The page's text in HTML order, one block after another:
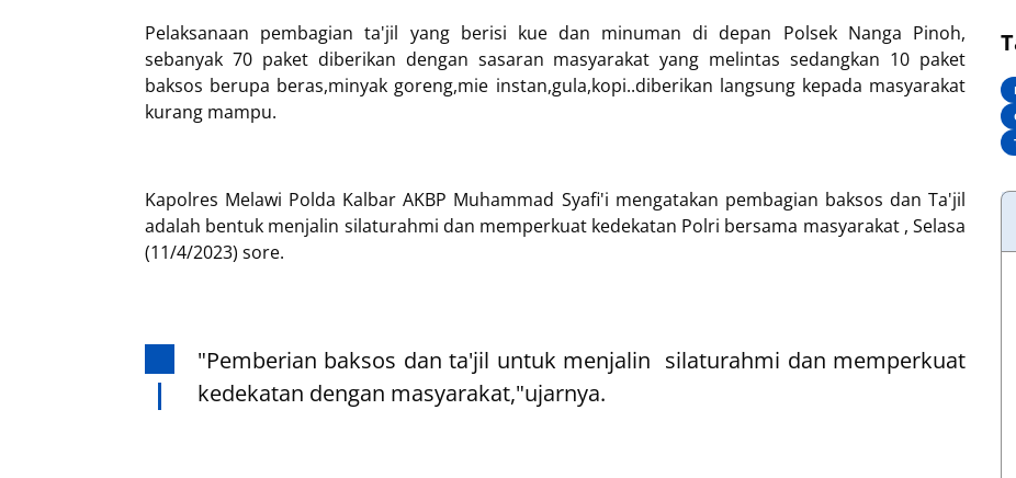
Pelaksanaan pembagian ta'jil yang berisi kue dan minuman di depan Polsek Nanga Pinoh,
sebanyak 70 paket diberikan dengan sasaran masyarakat yang melintas sedangkan 10 paket
baksos berupa beras,minyak goreng,mie instan,gula,kopi..diberikan langsung kepada masyarakat
kurang mampu.
Kapolres Melawi Polda Kalbar AKBP Muhammad Syafi'i mengatakan pembagian baksos dan Ta'jil
adalah bentuk menjalin silaturahmi dan memperkuat kedekatan Polri bersama masyarakat , Selasa
(11/4/2023) sore.
"Pemberian baksos dan ta'jil untuk menjalin silaturahmi dan memperkuat
kedekatan dengan masyarakat,"ujarnya.